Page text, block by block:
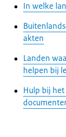
In welke
akten
Landen
helpen bij
Hulp bij